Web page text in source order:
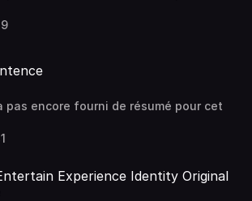
pas encore fourni de résumé pour cet
Experience Identity Original